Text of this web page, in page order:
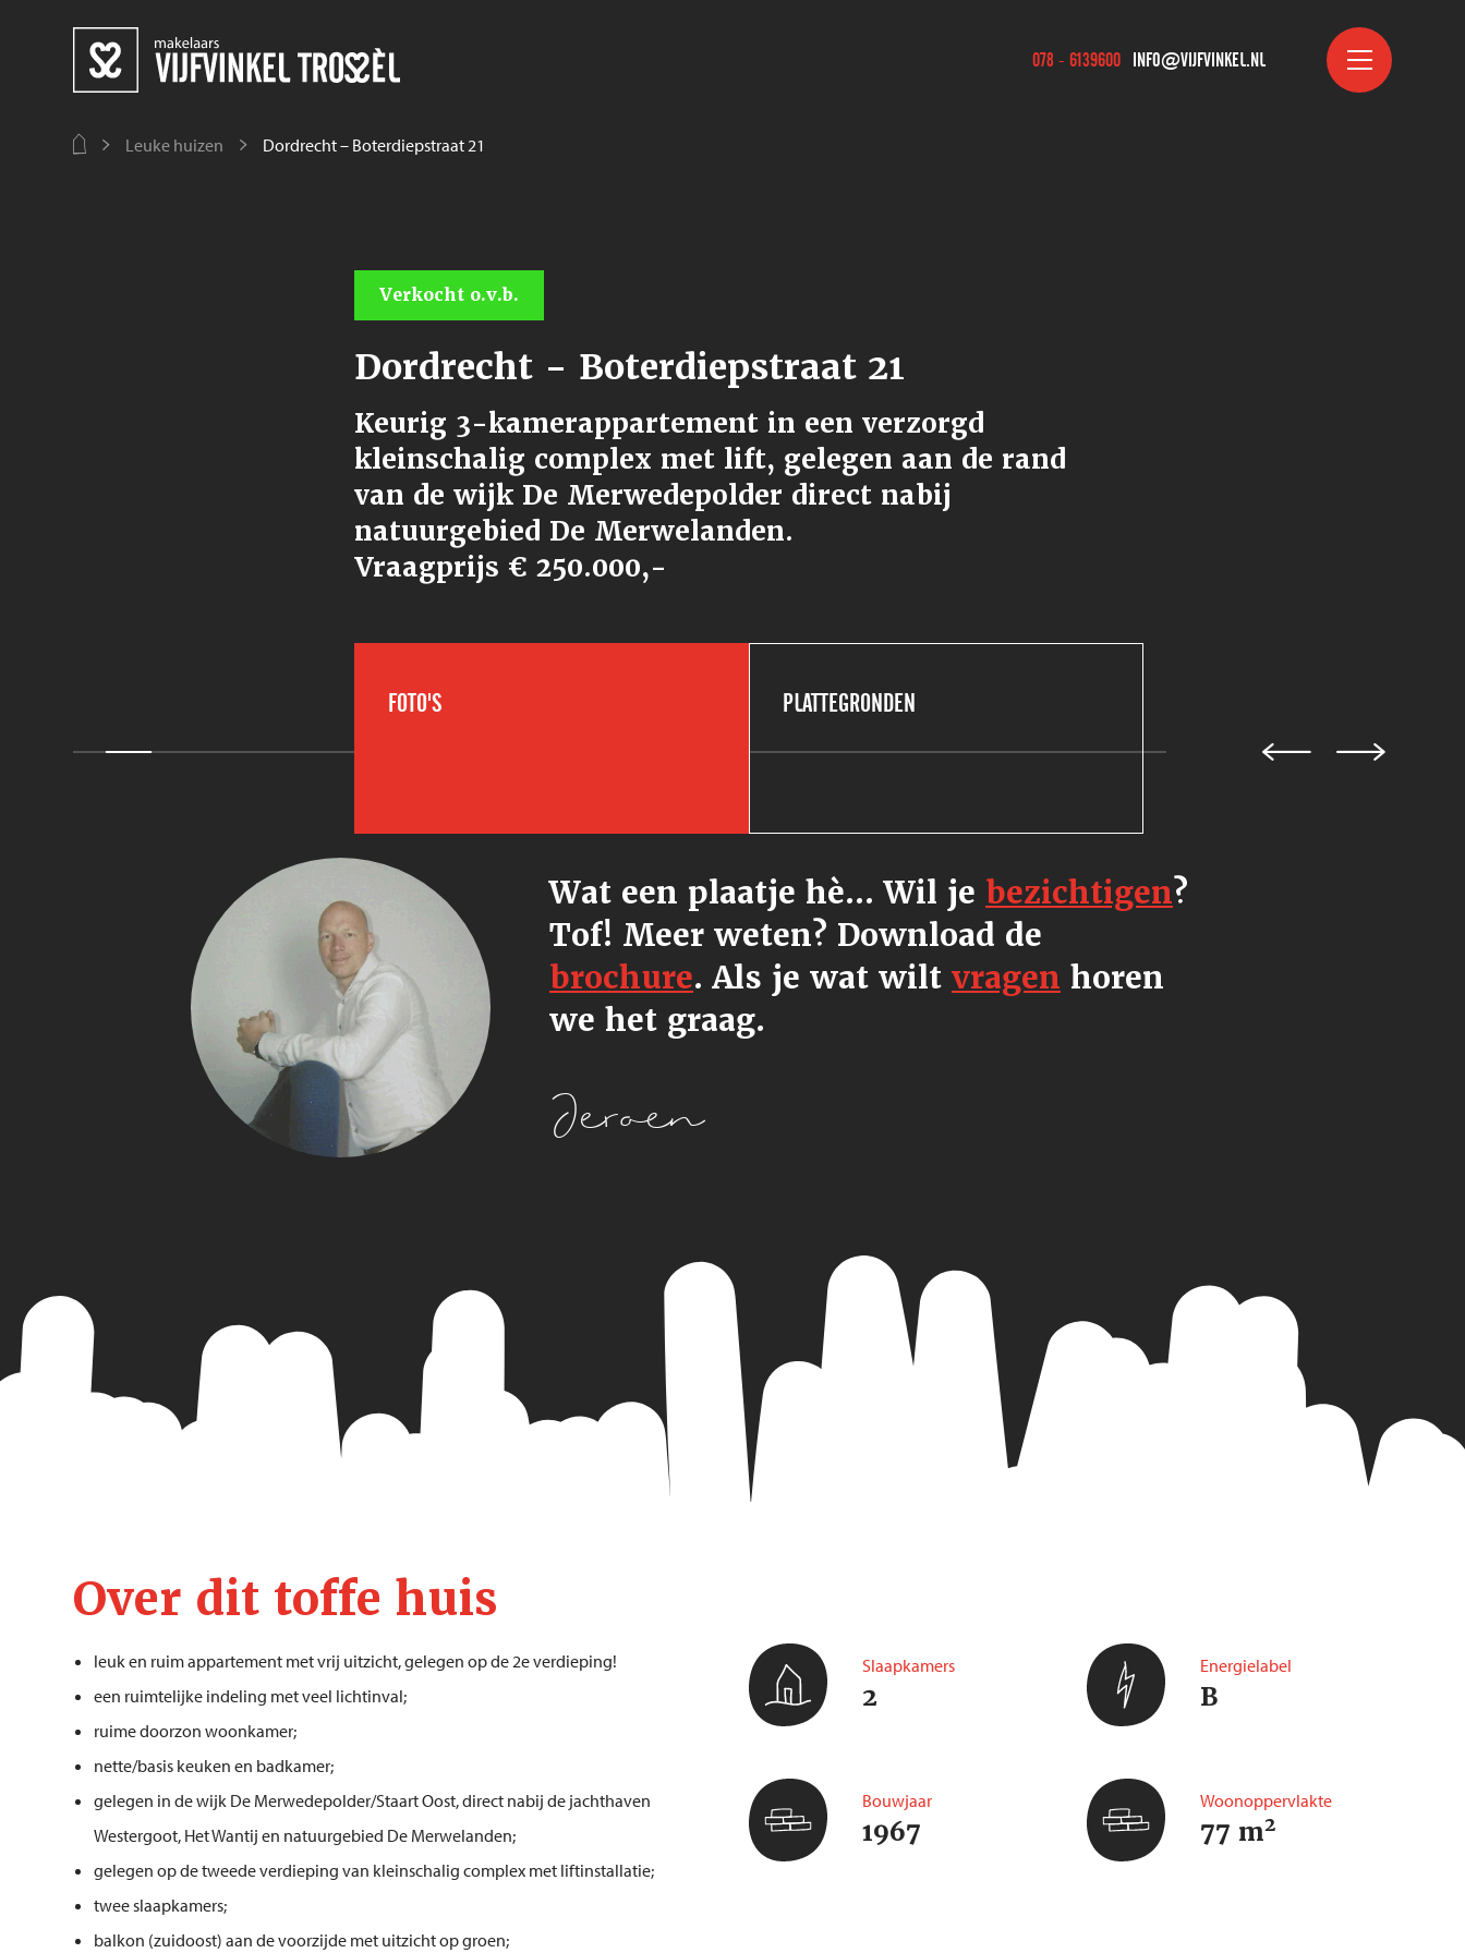
078 - 6139600 INFO@VIJFVINKEL.NL
Leuke huizen Dordrecht – Boterdiepstraat 21
Verkocht o.v.b.
Dordrecht - Boterdiepstraat 21
Keurig 3-kamerappartement in een verzorgd
kleinschalig complex met lift, gelegen aan de rand
van de wijk De Merwedepolder direct nabij
natuurgebied De Merwelanden.
Vraagprijs € 250.000,-
FOTO'S PLATTEGRONDEN
Wat een plaatje hè... Wil je bezichtigen?
Tof! Meer weten? Download de
brochure. Als je wat wiltvragen horen
we het graag.
Jeroen
Over dit toffe huis
leuk en ruim appartement met vrij uitzicht, gelegen op de 2e verdieping!
een ruimtelijke indeling met veel lichtinval;
ruime doorzon woonkamer;
nette/basis keuken en badkamer;
gelegen in de wijk De Merwedepolder/Staart Oost, direct nabij de jachthaven
Westergoot, Het Wantij en natuurgebied De Merwelanden;
gelegen op de tweede verdieping van kleinschalig complex met liftinstallatie;
twee slaapkamers;
balkon (zuidoost) aan de voorzijde met uitzicht op groen;
Slaapkamers
2
Energielabel
B
Bouwjaar
1967
Woonoppervlakte
77 m2